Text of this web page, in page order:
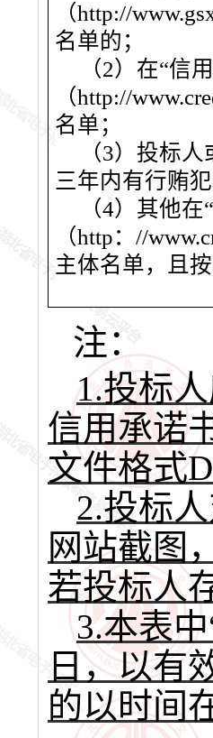
（http://
名单的；
（2）在“信
（http://
名单；
（3）投标人
三年内有行贿
（4）其他在
（http：//
主体名单，且
注：
1.投标
信用承诺
文件格式
2.投标
网站截图
若投标人
3.本表中
日，以有
的以时间